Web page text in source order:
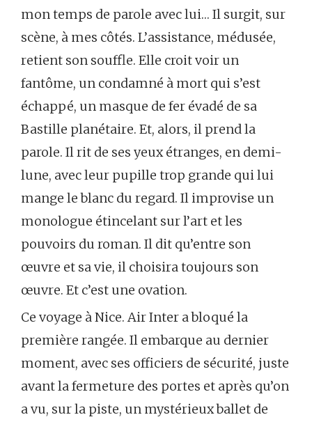
mon temps de parole avec lui… Il surgit, sur
scène, à mes côtés. L’assistance, médusée,
retient son souffle. Elle croit voir un
fantôme, un condamné à mort qui s’est
échappé, un masque de fer évadé de sa
Bastille planétaire. Et, alors, il prend la
parole. Il rit de ses yeux étranges, en demi-
lune, avec leur pupille trop grande qui lui
mange le blanc du regard. Il improvise un
monologue étincelant sur l’art et les
pouvoirs du roman. Il dit qu’entre son
œuvre et sa vie, il choisira toujours son
œuvre. Et c’est une ovation.
Ce voyage à Nice. Air Inter a bloqué la
première rangée. Il embarque au dernier
moment, avec ses officiers de sécurité, juste
avant la fermeture des portes et après qu’on
a vu, sur la piste, un mystérieux ballet de